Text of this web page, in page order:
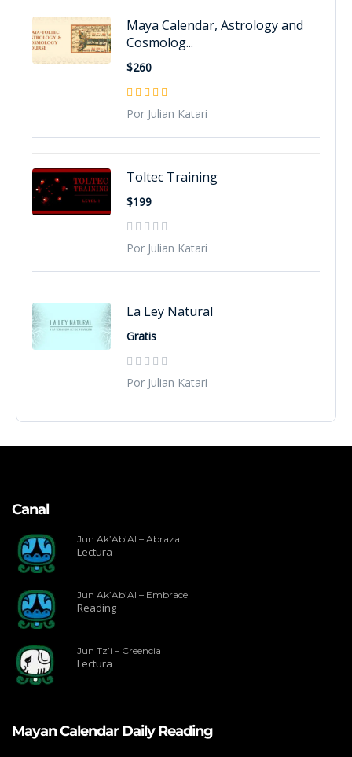
Maya Calendar, Astrology and
Cosmolog...
$260
Por Julian Katari
Toltec Training
$199
Por Julian Katari
La Ley Natural
Gratis
Por Julian Katari
Canal
Jun Ak’Ab’Al – Abraza
Lectura
Jun Ak’Ab’Al – Embrace
Reading
Jun Tz’i – Creencia
Lectura
Mayan Calendar Daily Reading